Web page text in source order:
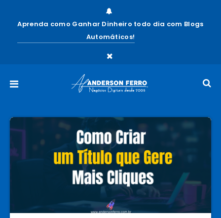
Aprenda como Ganhar Dinheiro todo dia com Blogs
Automáticos!